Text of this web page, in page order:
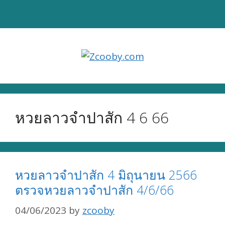
หวยลาวจำปาสัก 4 6 66
หวยลาวจำปาสัก 4 มิถุนายน 2566
ตรวจหวยลาวจำปาสัก 4/6/66
04/06/2023 by zcooby